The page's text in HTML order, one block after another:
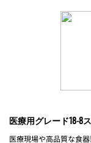
医療用グレード18-8
医療現場や高品質な食